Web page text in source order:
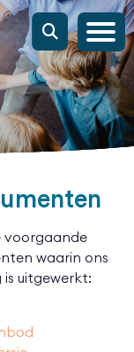
voorgaande
waarin ons
is uitgewerkt: